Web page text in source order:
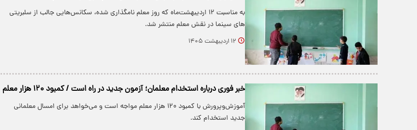
به مناسبت ۱۲ اردیبهشت‌ماه که روز معلم نامگذاری شده، سکانس‌هایی جالب از سلبریتی
های سینما در نقش معلم منتشر شد.
۱۲ اردیبهشت ۱۴۰۵
خبر فوری درباره استخدام معلمان؛ آزمون جدید در راه است / کمبود ۱۲۰ هزار معلم
آموزش‌وپرورش با کمبود ۱۲۰ هزار معلم مواجه است و می‌خواهد برای امسال معلمانی
جدید استخدام کند.